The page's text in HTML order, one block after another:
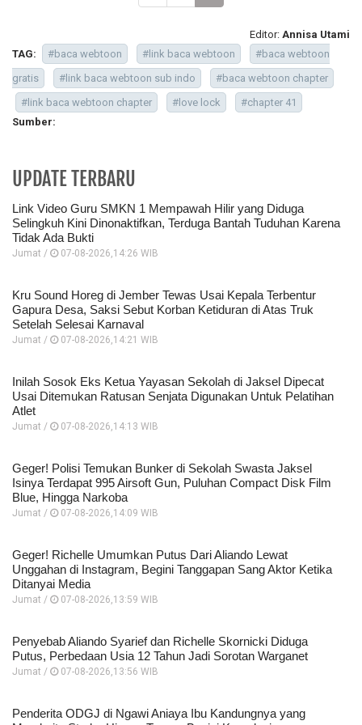
Editor: Annisa Utami
TAG:
#baca webtoon #link baca webtoon
#baca webtoon
gratis
#link baca webtoon sub indo
#baca webtoon chapter
#link baca webtoon chapter
#love lock
#chapter 41
Sumber:
UPDATE TERBARU
Link Video Guru SMKN 1 Mempawah Hilir yang Diduga
Selingkuh Kini Dinonaktifkan, Terduga Bantah Tuduhan Karena
Tidak Ada Bukti
Jumat / 07-08-2026,14:26 WIB
Kru Sound Horeg di Jember Tewas Usai Kepala Terbentur
Gapura Desa, Saksi Sebut Korban Ketiduran di Atas Truk
Setelah Selesai Karnaval
Jumat / 07-08-2026,14:21 WIB
Inilah Sosok Eks Ketua Yayasan Sekolah di Jaksel Dipecat
Usai Ditemukan Ratusan Senjata Digunakan Untuk Pelatihan
Atlet
Jumat / 07-08-2026,14:13 WIB
Geger! Polisi Temukan Bunker di Sekolah Swasta Jaksel
Isinya Terdapat 995 Airsoft Gun, Puluhan Compact Disk Film
Blue, Hingga Narkoba
Jumat / 07-08-2026,14:09 WIB
Geger! Richelle Umumkan Putus Dari Aliando Lewat
Unggahan di Instagram, Begini Tanggapan Sang Aktor Ketika
Ditanyai Media
Jumat / 07-08-2026,13:59 WIB
Penyebab Aliando Syarief dan Richelle Skornicki Diduga
Putus, Perbedaan Usia 12 Tahun Jadi Sorotan Warganet
Jumat / 07-08-2026,13:56 WIB
Penderita ODGJ di Ngawi Aniaya Ibu Kandungnya yang